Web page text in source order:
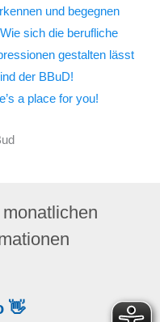
und begegnen
sich die berufliche
gestalten lässt
der BBuD!
a place for you!
👋